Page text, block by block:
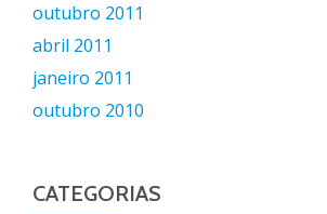
outubro 2011
abril 2011
janeiro 2011
outubro 2010
CATEGORIAS